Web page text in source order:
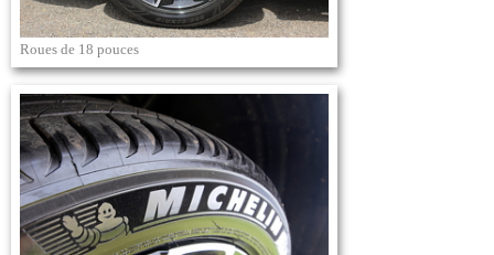
Roues de 18 pouces